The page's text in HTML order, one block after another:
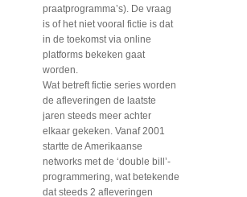
praatprogramma’s). De vraag
is of het niet vooral fictie is dat
in de toekomst via online
platforms bekeken gaat
worden.
Wat betreft fictie series worden
de afleveringen de laatste
jaren steeds meer achter
elkaar gekeken. Vanaf 2001
startte de Amerikaanse
networks met de ‘double bill’-
programmering, wat betekende
dat steeds 2 afleveringen